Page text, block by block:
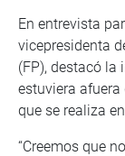
En entrevista
vicepresidenta
(FP), destacó la
estuviera
que se realiza
“Creemos que